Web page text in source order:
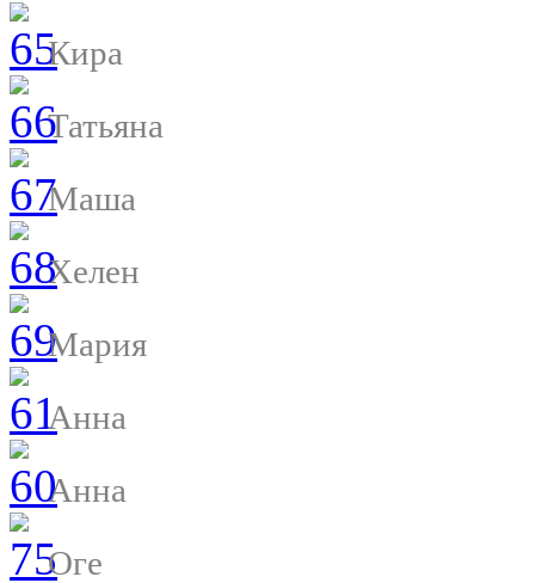
Кира
Татьяна
Маша
Хелен
Мария
Анна
Анна
Оге